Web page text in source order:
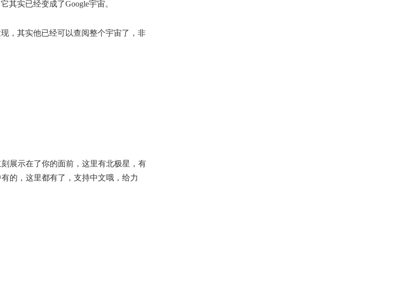
其实已经变成了Google宇宙。
，其实他已经可以查阅整个宇宙了，非
展示在了你的面前，这里有北极星，有
的，这里都有了，支持中文哦，给力